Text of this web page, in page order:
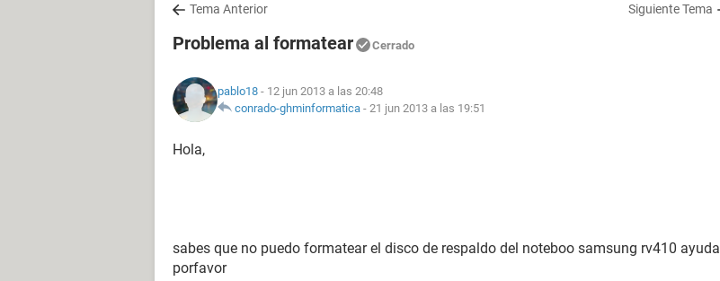
Tema Anterior Siguiente Tema
Problema al formatear Cerrado
pablo18 - 12 jun 2013 a las 20:48
conrado-ghminformatica - 21 jun 2013 a las 19:51
Hola,
sabes que no puedo formatear el disco de respaldo del noteboo samsung rv410 ayuda
porfavor